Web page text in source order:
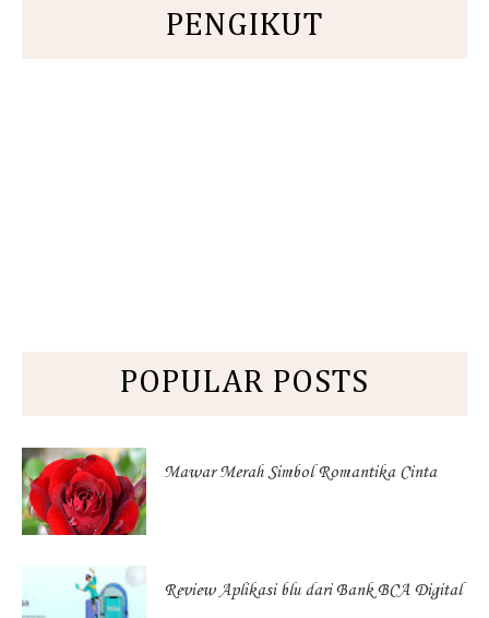
PENGIKUT
POPULAR POSTS
Mawar Merah Simbol Romantika Cinta
Review Aplikasi blu dari Bank BCA Digital